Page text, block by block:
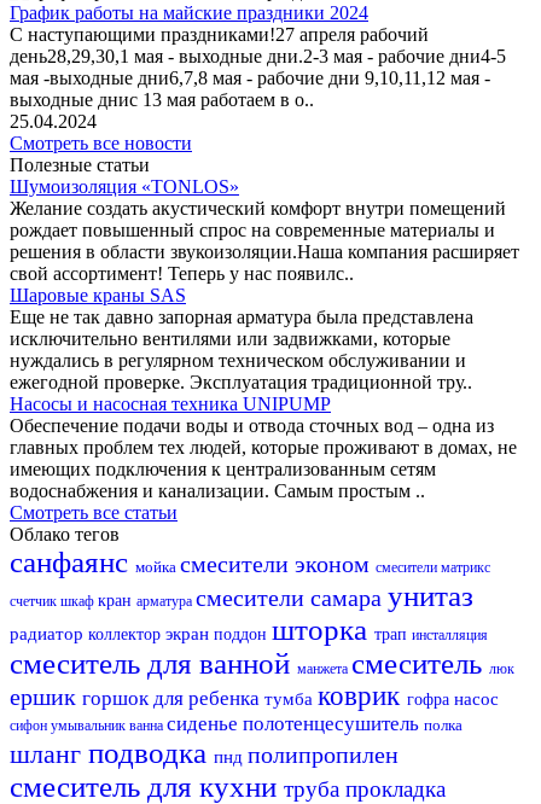
График работы на майские праздники 2024
С наступающими праздниками!27 апреля рабочий
день28,29,30,1 мая - выходные дни.2-3 мая - рабочие дни4-5
мая -выходные дни6,7,8 мая - рабочие дни 9,10,11,12 мая -
выходные днис 13 мая работаем в о..
25.04.2024
Смотреть все новости
Полезные статьи
Шумоизоляция «TONLOS»
Желание создать акустический комфорт внутри помещений
рождает повышенный спрос на современные материалы и
решения в области звукоизоляции.Наша компания расширяет
свой ассортимент! Теперь у нас появилс..
Шаровые краны SAS
Еще не так давно запорная арматура была представлена
исключительно вентилями или задвижками, которые
нуждались в регулярном техническом обслуживании и
ежегодной проверке. Эксплуатация традиционной тру..
Насосы и насосная техника UNIPUMP
Обеспечение подачи воды и отвода сточных вод – одна из
главных проблем тех людей, которые проживают в домах, не
имеющих подключения к централизованным сетям
водоснабжения и канализации. Самым простым ..
Смотреть все статьи
Облако тегов
санфаянс мойка смесители эконом смесители матрикс
счетчик шкаф кран арматура смесители самара унитаз
радиатор коллектор экран поддон шторка трап инсталляция
смеситель для ванной манжета смеситель люк
ершик горшок для ребенка тумба коврик гофра насос
сифон умывальник ванна сиденье полотенцесушитель полка
шланг подводка пнд полипропилен
смеситель для кухни труба прокладка